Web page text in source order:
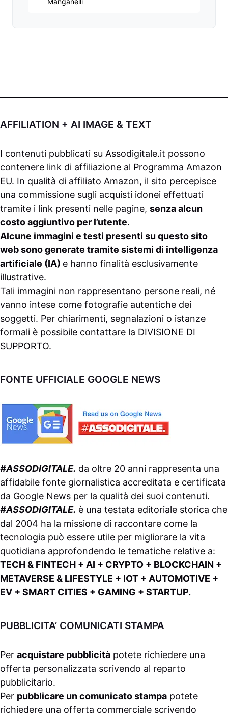
AFFILIATION + AI IMAGE & TEXT
I contenuti pubblicati su Assodigitale.it possono
contenere link di affiliazione al Programma Amazon
EU. In qualità di affiliato Amazon, il sito percepisce
una commissione sugli acquisti idonei effettuati
tramite i link presenti nelle pagine, senza alcun
costo aggiuntivo per l’utente.
Alcune immagini e testi presenti su questo sito
web sono generate tramite sistemi di intelligenza
artificiale (IA) e hanno finalità esclusivamente
illustrative.
Tali immagini non rappresentano persone reali, né
vanno intese come fotografie autentiche dei
soggetti. Per chiarimenti, segnalazioni o istanze
formali è possibile contattare la DIVISIONE DI
SUPPORTO.
FONTE UFFICIALE GOOGLE NEWS
#ASSODIGITALE. da oltre 20 anni rappresenta una
affidabile fonte giornalistica accreditata e certificata
da Google News per la qualità dei suoi contenuti.
#ASSODIGITALE. è una testata editoriale storica che
dal 2004 ha la missione di raccontare come la
tecnologia può essere utile per migliorare la vita
quotidiana approfondendo le tematiche relative a:
TECH & FINTECH + AI + CRYPTO + BLOCKCHAIN +
METAVERSE & LIFESTYLE + IOT + AUTOMOTIVE +
EV + SMART CITIES + GAMING + STARTUP.
PUBBLICITA’ COMUNICATI STAMPA
Per acquistare pubblicità potete richiedere una
offerta personalizzata scrivendo al reparto
pubblicitario.
Per pubblicare un comunicato stampa potete
richiedere una offerta commerciale scrivendo